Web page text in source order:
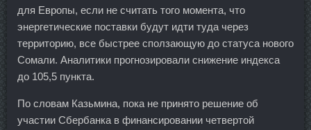
для Европы, если не считать того момента, что
энергетические поставки будут идти туда через
территорию, все быстрее сползающую до статуса нового
Сомали. Аналитики прогнозировали снижение индекса
до 105,5 пункта.
По словам Казьмина, пока не принято решение об
участии Сбербанка в финансировании четвертой